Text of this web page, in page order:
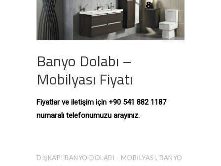
Banyo Dolabı –
Mobilyası Fiyatı
Fiyatlar ve iletişim için +90 541 882 1187
numaralı telefonumuzu arayınız.
DIŞKAPI BANYO DOLABI - MOBILYASI, BANYO